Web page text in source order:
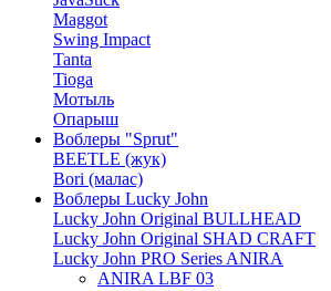
Maggot
Swing Impact
Tanta
Tioga
Мотыль
Опарыш
Воблеры "Sprut"
BEETLE (жук)
Bori (малас)
Воблеры Lucky John
Lucky John Original BULLHEAD
Lucky John Original SHAD CRAFT
Lucky John PRO Series ANIRA
ANIRA LBF 03